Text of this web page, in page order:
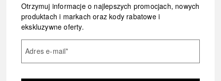
Otrzymuj informacje o najlepszych promocjach, nowych
produktach i markach oraz kody rabatowe i
ekskluzywne oferty.
Adres e-mail*